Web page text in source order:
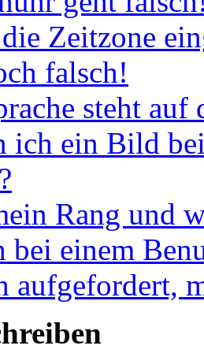
Zeitzone
falsch!
steht
ich ein Bild
Rang und
bei einem
aufgefordert,